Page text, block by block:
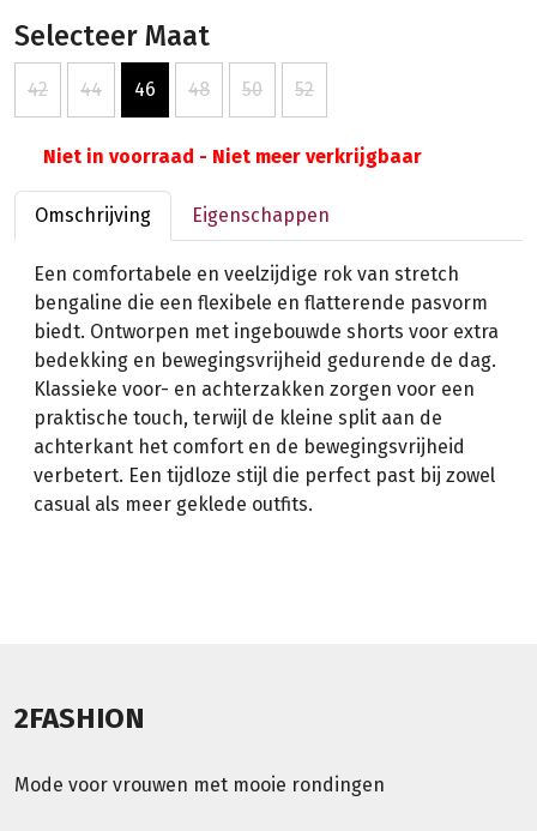
Selecteer Maat
42 44 46 48 50 52
Niet in voorraad - Niet meer verkrijgbaar
Omschrijving Eigenschappen
Een comfortabele en veelzijdige rok van stretch
bengaline die een flexibele en flatterende pasvorm
biedt. Ontworpen met ingebouwde shorts voor extra
bedekking en bewegingsvrijheid gedurende de dag.
Klassieke voor- en achterzakken zorgen voor een
praktische touch, terwijl de kleine split aan de
achterkant het comfort en de bewegingsvrijheid
verbetert. Een tijdloze stijl die perfect past bij zowel
casual als meer geklede outfits.
2FASHION
Mode voor vrouwen met mooie rondingen